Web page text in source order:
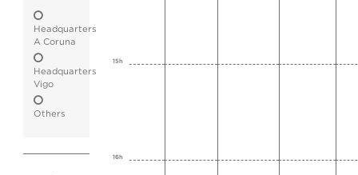
Headquarters
A Coruna
Headquarters
Vigo
Others
15h
16h